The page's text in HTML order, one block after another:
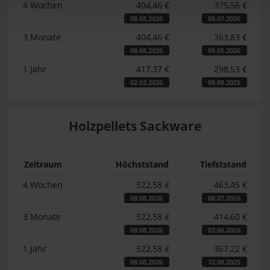
4 Wochen
404,46 €
08.08.2026
375,56 €
08.07.2026
3 Monate 404,46 €
08.08.2026
363,83 €
09.05.2026
1 Jahr 417,37 €
02.02.2026
298,53 €
08.08.2025
Holzpellets Sackware
Zeitraum Höchststand
Tiefststand
4 Wochen
522,58 €
08.08.2026
463,45 €
08.07.2026
3 Monate 522,58 €
08.08.2026
414,60 €
02.06.2026
1 Jahr 522,58 €
08.08.2026
367,22 €
12.08.2025